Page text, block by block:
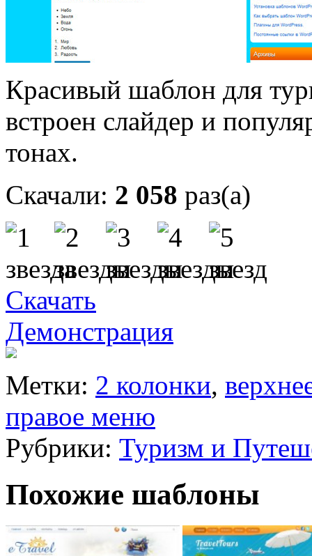
Красивый шаблон для
встроен слайдер и
тонах.
Скачали: 2 058 раз(а)
Скачать
Демонстрация
Метки: 2 колонки,
правое меню
Рубрики: Туризм и
Похожие шаблоны